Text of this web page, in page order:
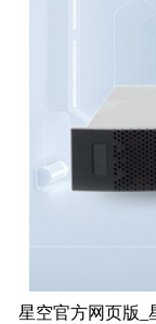
星空官方网页版_